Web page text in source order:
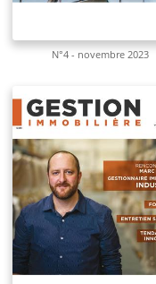
N°4 - novembre 2023